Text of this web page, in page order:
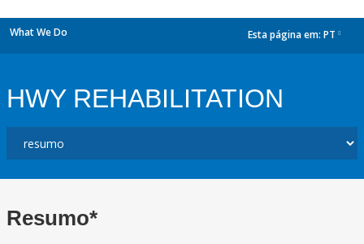
What We Do Esta página em: PT
HWY REHABILITATION
Resumo*